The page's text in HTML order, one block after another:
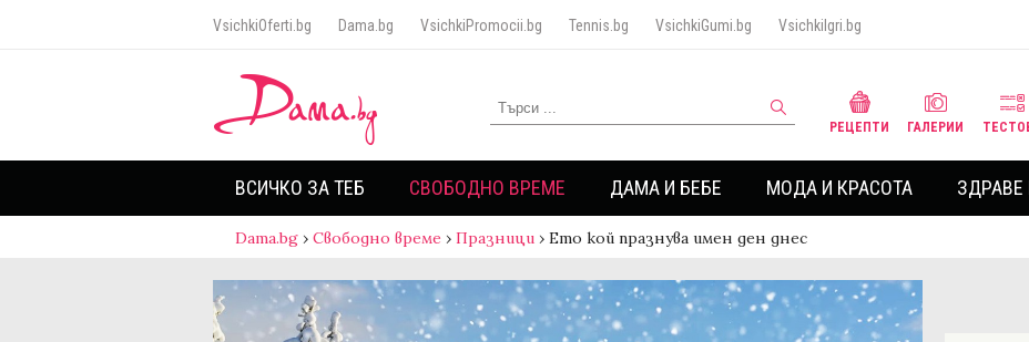
VsichkiOferti.bg Dama.bg VsichkiPromocii.bg Tennis.bg VsichkiGumi.bg VsichkiIgri.bg
РЕЦЕПТИ ГАЛЕРИИ
ВСИЧКО ЗА ТЕБ СВОБОДНО ВРЕМЕ ДАМА И БЕБЕ МОДА И КРАСОТА ЗДРАВЕ
Dama.bg › Свободно време › Празници › Ето кой празнува имен ден днес